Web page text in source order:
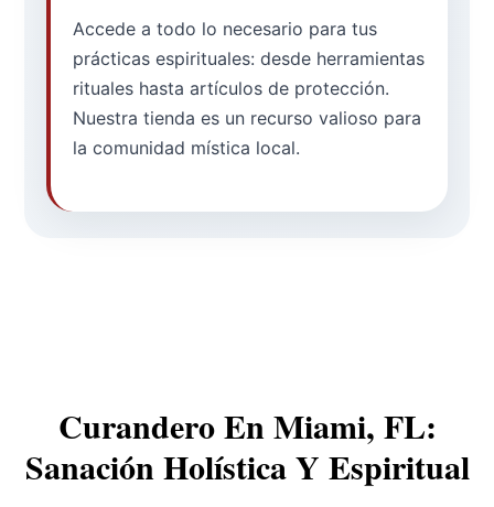
Accede a todo lo necesario para tus
prácticas espirituales: desde herramientas
rituales hasta artículos de protección.
Nuestra tienda es un recurso valioso para
la comunidad mística local.
Curandero En Miami, FL:
Sanación Holística Y Espiritual